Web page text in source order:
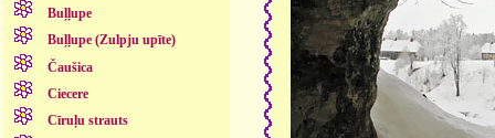
Buļļupe
Buļļupe (Zulpju upīte)
Čaušica
Ciecere
Cīruļu strauts